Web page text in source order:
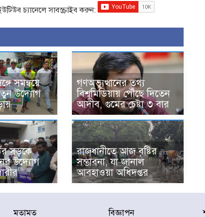
চ্যানেলে সাবস্ক্রাইব করুন:
সমন্বয়ে
উদ্যোগ
গণঅভ্যুত্থানের তথ্য
বিশ্বমিডিয়ায় পৌঁছে দিতেন
আদীব, গুমের চেষ্টা ৩ বার
সড়কে
উদ্যোগ
রাজধানীতে আজ বৃষ্টির
সম্ভাবনা, যা জানাল
আবহাওয়া অধিদপ্তর
মতামত বিজ্ঞাপন